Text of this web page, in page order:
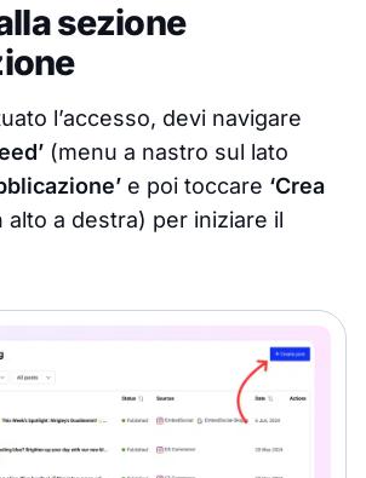
sezione
l’accesso, devi navigare
(menu a nastro sul lato
e poi toccare ‘Crea
alto a destra) per iniziare il